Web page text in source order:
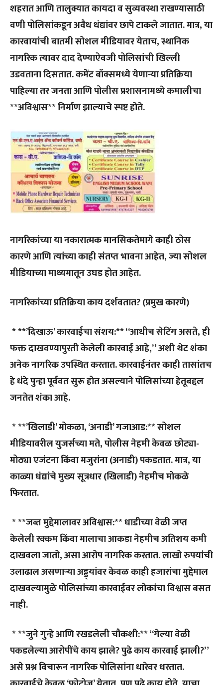
शहरात आणि तालुक्यात कायदा व सुव्यवस्था राखण्यासाठी
वणी पोलिसांकडून अवैध धंद्यांवर छापे टाकले जातात. मात्र, या
कारवायांची बातमी सोशल मीडियावर येताच, स्थानिक
नागरिक त्यावर दाद देण्याऐवजी पोलिसांची खिल्ली
उडवताना दिसतात. कमेंट बॉक्समध्ये येणाऱ्या प्रतिक्रिया
पाहिल्या तर जनता आणि पोलीस प्रशासनामध्ये कमालीचा
**अविश्वास** निर्माण झाल्याचे स्पष्ट होते.
नागरिकांच्या या नकारात्मक मानसिकतेमागे काही ठोस
कारणे आणि त्यांच्या काही संतप्त भावना आहेत, ज्या सोशल
मीडियाच्या माध्यमातून उघड होत आहेत.
नागरिकांच्या प्रतिक्रिया काय दर्शवतात?(प्रमुख कारणे)
* **’दिखाऊ’ कारवाईचा संशय:** “आधीच सेटिंग असते, ही
फक्त दाखवण्यापुरती केलेली कारवाई आहे,” अशी थेट शंका
अनेक नागरिक उपस्थित करतात. कारवाईनंतर काही तासांतच
हे धंदे पुन्हा पूर्ववत सुरू होत असल्याने पोलिसांच्या हेतूबद्दल
जनतेत शंका आहे.
* **’खिलाडी’ मोकळा, ‘अनाडी’ गजाआड:** सोशल
मीडियावरील युजर्सच्या मते, पोलीस नेहमी केवळ छोट्या-
मोठ्या एजंटना किंवा मजुरांना (अनाडी) पकडतात. मात्र, या
काळ्या धंद्यांचे मुख्य सूत्रधार (खिलाडी) नेहमीच मोकळे
फिरतात.
* **जब्त मुद्देमालावर अविश्वास:** धाडीच्या वेळी जप्त
केलेली रक्कम किंवा मालाचा आकडा नेहमीच अतिशय कमी
दाखवला जातो, असा आरोप नागरिक करतात. लाखो रुपयांची
उलाढाल असणाऱ्या अड्ड्यांवर केवळ काही हजारांचा मुद्देमाल
दाखवल्यामुळे पोलिसांच्या कारवाईवर लोकांचा विश्वास बसत
नाही.
* **जुने गुन्हे आणि रखडलेली चौकशी:** “गेल्या वेळी
पकडलेल्या आरोपींचे काय झाले? पुढे काय कारवाई झाली?”
असे प्रश्न विचारून नागरिक पोलिसांना धारेवर धरतात.